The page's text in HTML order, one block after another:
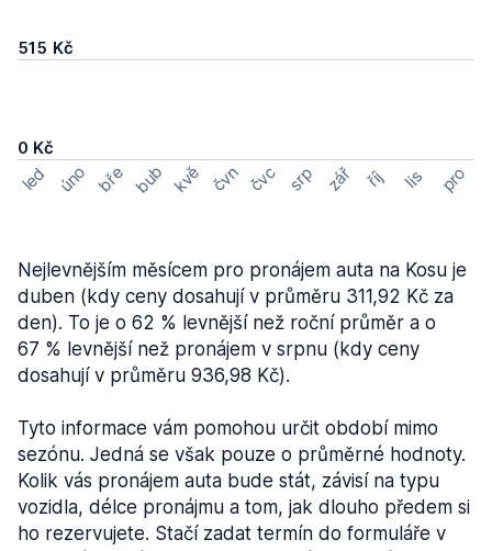
515 Kč
0 Kč
led úno bře bub kvě čvn čvc srp zář říj lis pro
Nejlevnějším měsícem pro pronájem auta na Kosu je
duben (kdy ceny dosahují v průměru 311,92 Kč za
den). To je o 62 % levnější než roční průměr a o
67 % levnější než pronájem v srpnu (kdy ceny
dosahují v průměru 936,98 Kč).
Tyto informace vám pomohou určit období mimo
sezónu. Jedná se však pouze o průměrné hodnoty.
Kolik vás pronájem auta bude stát, závisí na typu
vozidla, délce pronájmu a tom, jak dlouho předem si
ho rezervujete. Stačí zadat termín do formuláře v